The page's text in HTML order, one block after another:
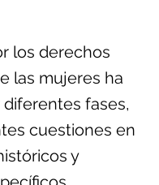
los derechos
las mujeres ha
fases,
cuestiones en
y